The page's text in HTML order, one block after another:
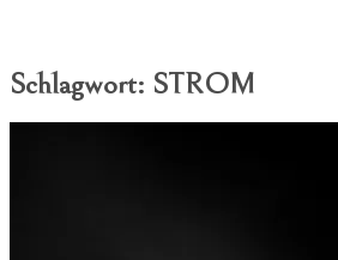
Schlagwort: STROM